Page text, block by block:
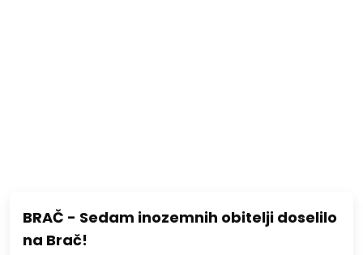
BRAČ - Sedam inozemnih obitelji doselilo
na Brač!